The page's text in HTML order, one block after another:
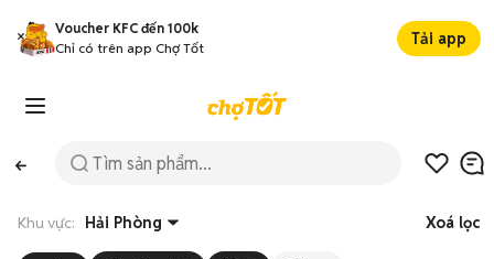
Voucher KFC đến 100k
Chỉ có trên app Chợ Tốt
Tải app
Khu vực: Hải Phòng Xoá lọc